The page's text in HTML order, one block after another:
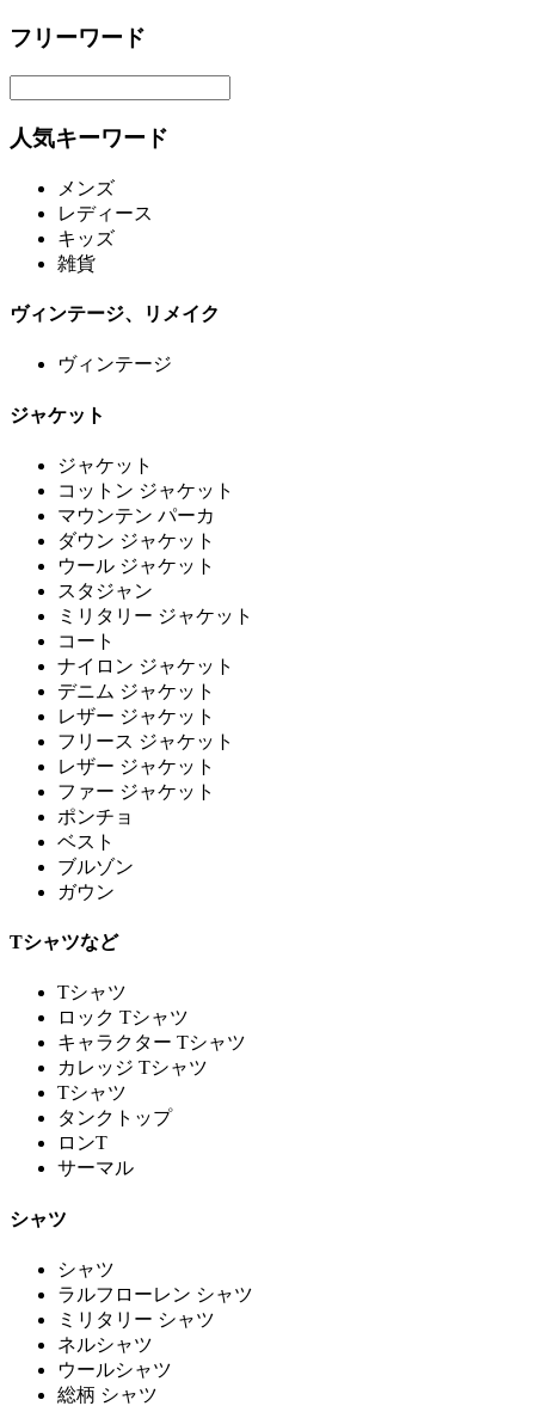
フリーワード
人気キーワード
メンズ
レディース
キッズ
雑貨
ヴィンテージ、リメイク
ヴィンテージ
ジャケット
ジャケット
コットン ジャケット
マウンテン パーカ
ダウン ジャケット
ウール ジャケット
スタジャン
ミリタリー ジャケット
コート
ナイロン ジャケット
デニム ジャケット
レザー ジャケット
フリース ジャケット
レザー ジャケット
ファー ジャケット
ポンチョ
ベスト
ブルゾン
ガウン
Tシャツなど
Tシャツ
ロック Tシャツ
キャラクター Tシャツ
カレッジ Tシャツ
Tシャツ
タンクトップ
ロンT
サーマル
シャツ
シャツ
ラルフローレン シャツ
ミリタリー シャツ
ネルシャツ
ウールシャツ
総柄 シャツ